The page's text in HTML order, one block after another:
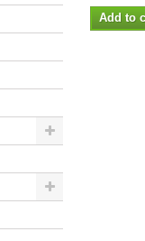
Add to